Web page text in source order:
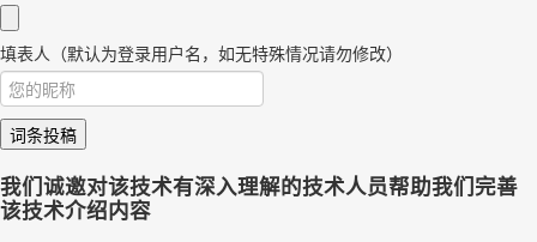
填表人（默认为登录用户名，如无特殊情况请勿修改）
词条投稿
我们诚邀对该技术有深入理解的技术人员帮助我们完善
该技术介绍内容